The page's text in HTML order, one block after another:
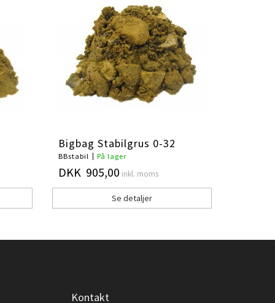
Bigbag Stabilgrus 0-32
BBstabil På lager
DKK 905,00 inkl. moms
Se detaljer
Kontakt